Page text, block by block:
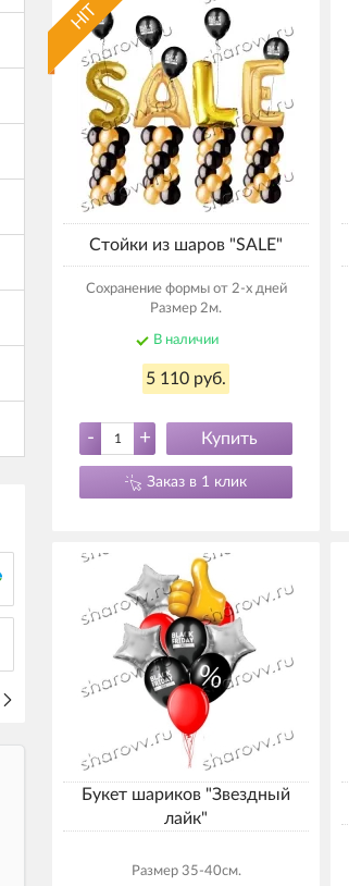
HIT
Стойки из шаров "SALE"
Сохранение формы от 2-х дней
Размер 2м.
В наличии
5 110 руб.
- + Купить
Заказ в 1 клик
Букет шариков "Звездный
лайк"
Размер 35-40см.